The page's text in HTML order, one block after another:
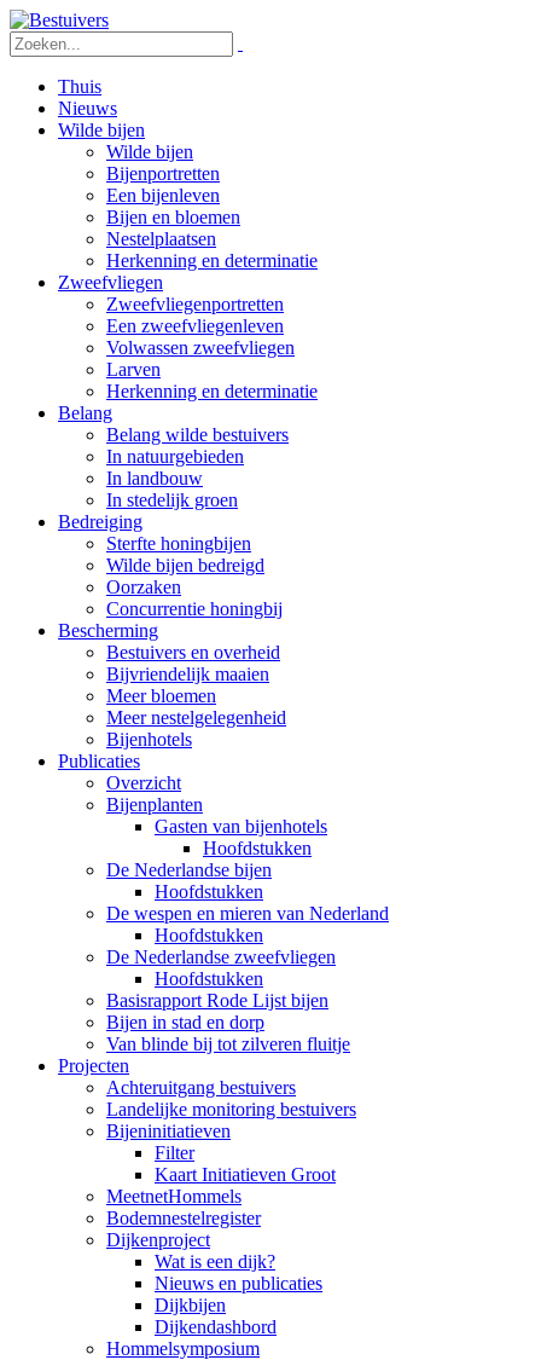
Thuis
Nieuws
Wilde bijen
Wilde bijen
Bijenportretten
Een bijenleven
Bijen en bloemen
Nestelplaatsen
Herkenning en determinatie
Zweefvliegen
Zweefvliegenportretten
Een zweefvliegenleven
Volwassen zweefvliegen
Larven
Herkenning en determinatie
Belang
Belang wilde bestuivers
In natuurgebieden
In landbouw
In stedelijk groen
Bedreiging
Sterfte honingbijen
Wilde bijen bedreigd
Oorzaken
Concurrentie honingbij
Bescherming
Bestuivers en overheid
Bijvriendelijk maaien
Meer bloemen
Meer nestelgelegenheid
Bijenhotels
Publicaties
Overzicht
Bijenplanten
Gasten van bijenhotels
Hoofdstukken
De Nederlandse bijen
Hoofdstukken
De wespen en mieren van Nederland
Hoofdstukken
De Nederlandse zweefvliegen
Hoofdstukken
Basisrapport Rode Lijst bijen
Bijen in stad en dorp
Van blinde bij tot zilveren fluitje
Projecten
Achteruitgang bestuivers
Landelijke monitoring bestuivers
Bijeninitiatieven
Filter
Kaart Initiatieven Groot
MeetnetHommels
Bodemnestelregister
Dijkenproject
Wat is een dijk?
Nieuws en publicaties
Dijkbijen
Dijkendashbord
Hommelsymposium